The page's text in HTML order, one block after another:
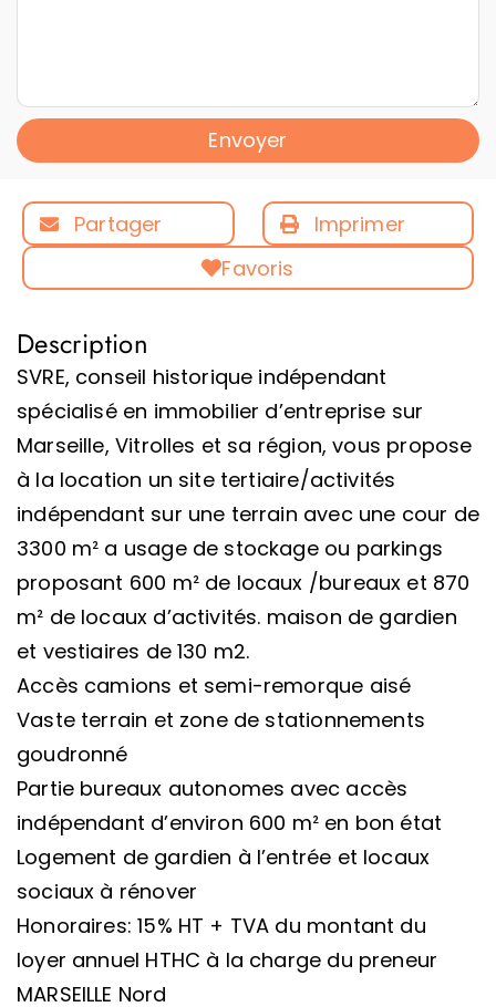
Envoyer
Partager
Imprimer
Favoris
Description
SVRE, conseil historique indépendant
spécialisé en immobilier d’entreprise sur
Marseille, Vitrolles et sa région, vous propose
à la location un site tertiaire/activités
indépendant sur une terrain avec une cour de
3300 m² a usage de stockage ou parkings
proposant 600 m² de locaux /bureaux et 870
m² de locaux d’activités. maison de gardien
et vestiaires de 130 m2.
Accès camions et semi-remorque aisé
Vaste terrain et zone de stationnements
goudronné
Partie bureaux autonomes avec accès
indépendant d’environ 600 m² en bon état
Logement de gardien à l’entrée et locaux
sociaux à rénover
Honoraires: 15% HT + TVA du montant du
loyer annuel HTHC à la charge du preneur
MARSEILLE Nord